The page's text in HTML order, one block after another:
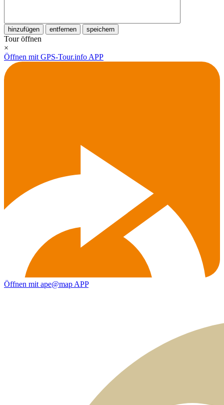
hinzufügen entfernen speichern
Tour öffnen
×
Öffnen mit GPS-Tour.info APP
Öffnen mit ape@map APP